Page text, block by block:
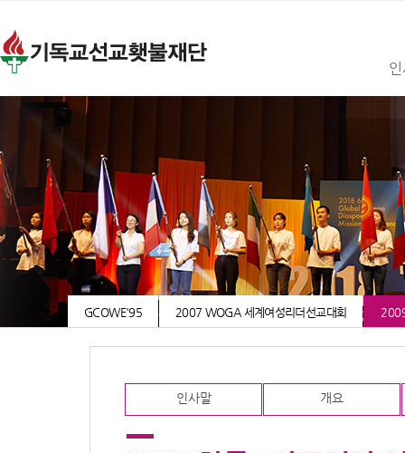
GCOWE'95 2007 WOGA 세계여성리더선교대회
인사말 개요